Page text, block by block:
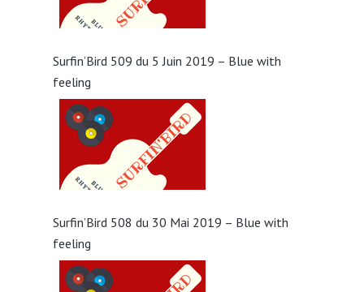
Surfin’Bird 509 du 5 Juin 2019 – Blue with
feeling
Surfin’Bird 508 du 30 Mai 2019 – Blue with
feeling